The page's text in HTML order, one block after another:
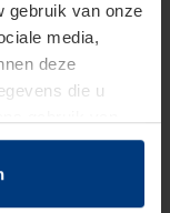
gebruik van onze
media,
deze
die u
op uw